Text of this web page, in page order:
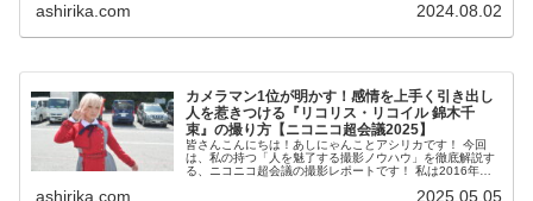
ashirika.com 2024.08.02
カメラマン1位が明かす！感情を上手く引き出し
人を惹きつける『リコリス・リコイル 錦木千
束』の撮り方【ニコニコ超会議2025】
皆さんこんにちは！あしにゃんことアシリカです！ 今回
は、私の持つ「人を魅了する撮影ノウハウ」を徹底解説す
る、ニコニコ超会議の撮影レポートです！ 私は2016年か
ashirika.com 2025.05.05